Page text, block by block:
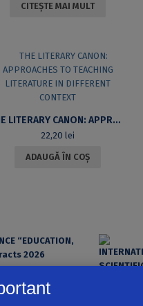
CITEȘTE MAI MULT
THE LITERARY CANON: APPROACHES TO TEACHING LITERATURE IN DIFFERENT CONTEXT
22,20lei
ADAUGĂ ÎN COȘ
“EDUCATION,
2026